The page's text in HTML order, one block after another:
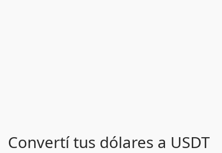
Convertí tus dólares a USDT